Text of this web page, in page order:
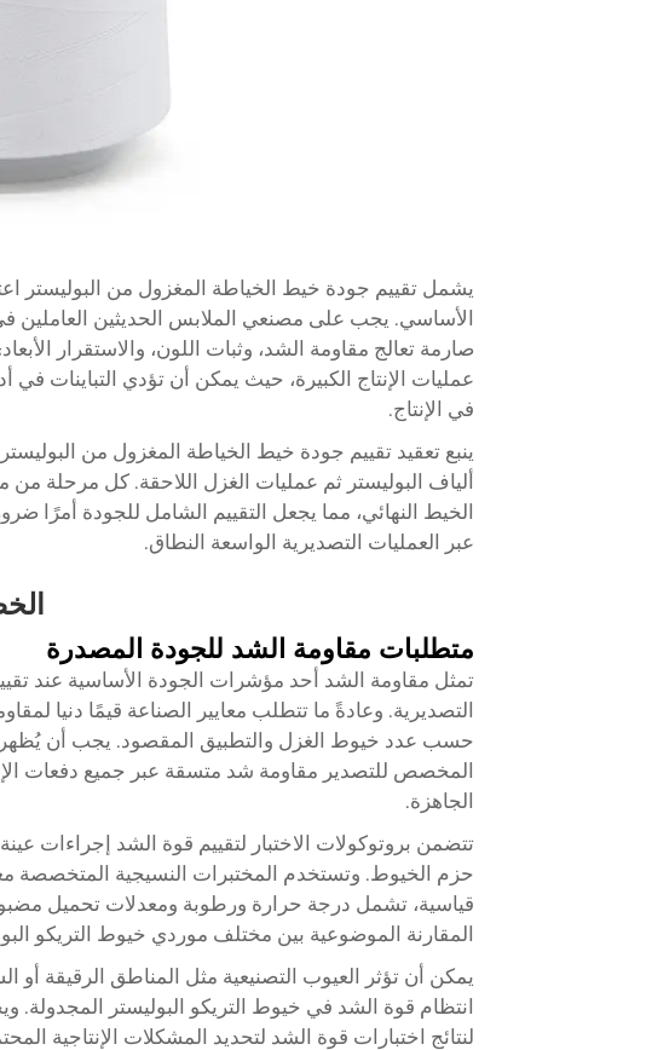
يشمل تقييم جودة خيط الخياطة المغزول من البوليستر
الأساسي. يجب على مصنعي الملابس الحديثين العاملين
صارمة تعالج مقاومة الشد، وثبات اللون، والاستقرار
عمليات الإنتاج الكبيرة، حيث يمكن أن تؤدي التباينات
في الإنتاج.
ينبع تعقيد تقييم جودة خيط الخياطة المغزول من
ألياف البوليستر ثم عمليات الغزل اللاحقة. كل مرحلة
الخيط النهائي، مما يجعل التقييم الشامل للجودة
عبر العمليات التصديرية الواسعة النطاق.
متطلبات مقاومة الشد للجودة المصدرة
تمثل مقاومة الشد أحد مؤشرات الجودة الأساسية عند
حسب عدد خيوط الغزل والتطبيق المقصود. يجب أن يُظهر
المخصص للتصدير مقاومة شد متسقة عبر جميع دفعات
الجاهزة.
تتضمن بروتوكولات الاختبار لتقييم قوة الشد إجراءات
حزم الخيوط. وتستخدم المختبرات النسيجية
قياسية، تشمل درجة حرارة ورطوبة ومعدلات تحميل
المقارنة الموضوعية بين مختلف موردي خيوط التريكو
يمكن أن تؤثر العيوب التصنيعية مثل المناطق الرقيقة أو
انتظام قوة الشد في خيوط التريكو البوليستر
لنتائج اختبارات قوة الشد لتحديد المشكلات الإنتاجية